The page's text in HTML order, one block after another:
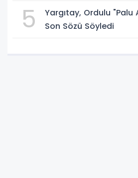
5
Yargıtay, Ordulu "Palu
Son Sözü Söyledi